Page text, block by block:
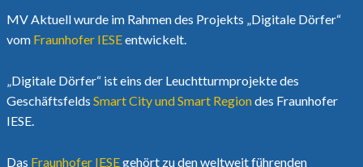
MV Aktuell wurde im Rahmen des Projekts „Digitale Dörfer“
vom Fraunhofer IESEentwickelt.
„Digitale Dörfer“ ist eins der Leuchtturmprojekte des
Geschäftsfelds Smart City und Smart Regiondes Fraunhofer
IESE.
Das Fraunhofer IESEgehört zu den weltweit führenden